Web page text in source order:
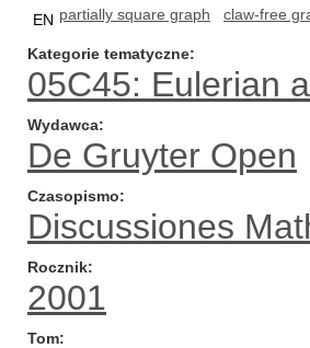
EN partially square graph claw-free
Kategorie tematyczne
05C45: Eulerian
Wydawca
De Gruyter Open
Czasopismo
Discussiones
Rocznik
2001
Tom